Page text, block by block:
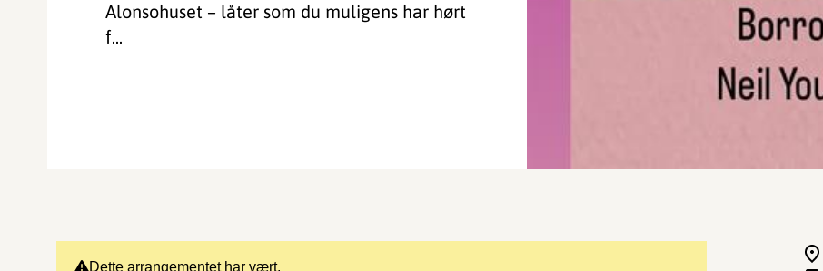
Alonsohuset – låter som du muligens har hørt
f...
Dette arrangementet har vært.